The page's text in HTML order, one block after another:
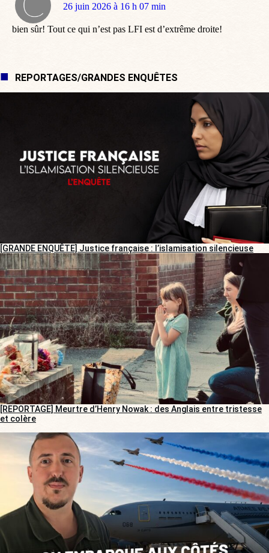
dit
26 juin 2026 à 16 h 07 min
bien sûr! Tout ce qui n’est pas LFI est d’extrême droite!
REPORTAGES/GRANDES ENQUÊTES
[GRANDE ENQUÊTE] Justice française : l’islamisation silencieuse
[REPORTAGE] Meurtre d’Henry Nowak : des Anglais entre tristesse
et colère